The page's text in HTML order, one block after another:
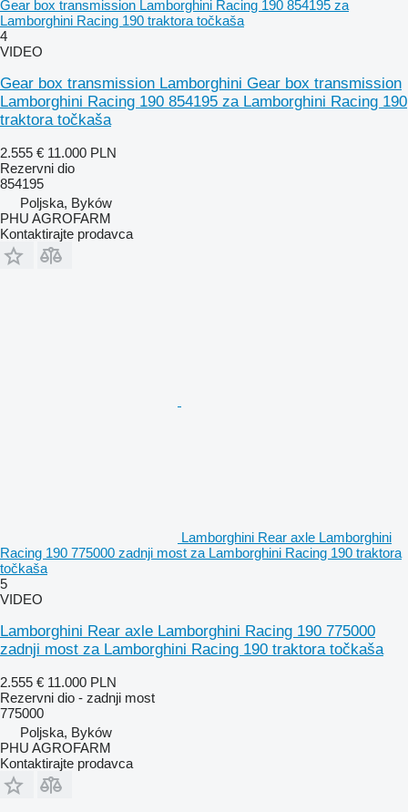
Gear box transmission Lamborghini Racing 190 854195 za
Lamborghini Racing 190 traktora točkaša
4
VIDEO
Gear box transmission Lamborghini Gear box transmission
Lamborghini Racing 190 854195 za Lamborghini Racing 190
traktora točkaša
2.555 € 11.000 PLN
Rezervni dio
854195
Poljska, Byków
PHU AGROFARM
Kontaktirajte prodavca
Lamborghini Rear axle Lamborghini
Racing 190 775000 zadnji most za Lamborghini Racing 190 traktora
točkaša
5
VIDEO
Lamborghini Rear axle Lamborghini Racing 190 775000
zadnji most za Lamborghini Racing 190 traktora točkaša
2.555 € 11.000 PLN
Rezervni dio - zadnji most
775000
Poljska, Byków
PHU AGROFARM
Kontaktirajte prodavca